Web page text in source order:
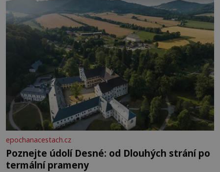
epochanacestach.cz
Poznejte údolí Desné: od Dlouhých strání po
termální prameny